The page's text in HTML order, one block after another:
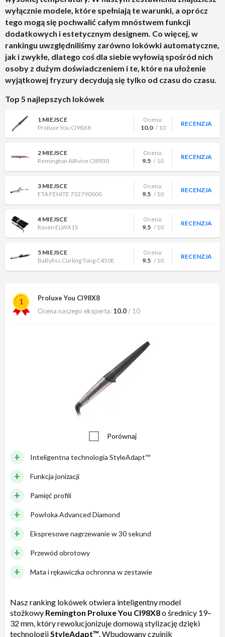
wyłącznie modele, które spełniają te warunki, a oprócz
tego mogą się pochwalić całym mnóstwem funkcji
dodatkowych i estetycznym designem. Co więcej, w
rankingu uwzględniliśmy zarówno lokówki automatyczne,
jak i zwykłe, dlatego coś dla siebie wyłowią spośród nich
osoby z dużym doświadczeniem i te, które na ułożenie
wyjątkowej fryzury decydują się tylko od czasu do czasu.
Top 5 najlepszych lokówek
1 MIEJSCE
Proluxe You CI98X8
Ocena:
10.0 / 10
RECENZJA
2 MIEJSCE
Remington AIRvive CI8930
Ocena:
9.5 / 10
RECENZJA
3 MIEJSCE
ETA FENITE 732790000
Ocena:
9.5 / 10
RECENZJA
4 MIEJSCE
Raven ELWX1S
Ocena:
9.5 / 10
RECENZJA
5 MIEJSCE
BaByliss Curling Tong C450E
Ocena:
9.5 / 10
RECENZJA
1
Proluxe You CI98X8
Ocena naszego eksperta: 10.0/ 10
Porównaj
Inteligentna technologia StyleAdapt™
Funkcja jonizacji
Pamięć profili
Powłoka Advanced Diamond
Ekspresowe nagrzewanie w 30 sekund
Przewód obrotowy
Mata i rękawiczka ochronna w zestawie
Nasz ranking lokówek otwiera inteligentny model
stożkowy Remington Proluxe You CI98X8o średnicy 19–
32 mm, który rewolucjonizuje domową stylizację dzięki
technologiiStyleAdapt™. Wbudowany czujnik